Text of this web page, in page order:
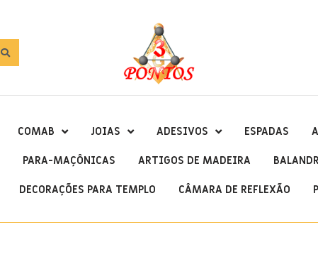
COMAB JOIAS ADESIVOS ESPADAS
PARA-MAÇÔNICAS ARTIGOS DE MADEIRA
DECORAÇÕES PARA TEMPLO CÂMARA DE REFLEXÃO